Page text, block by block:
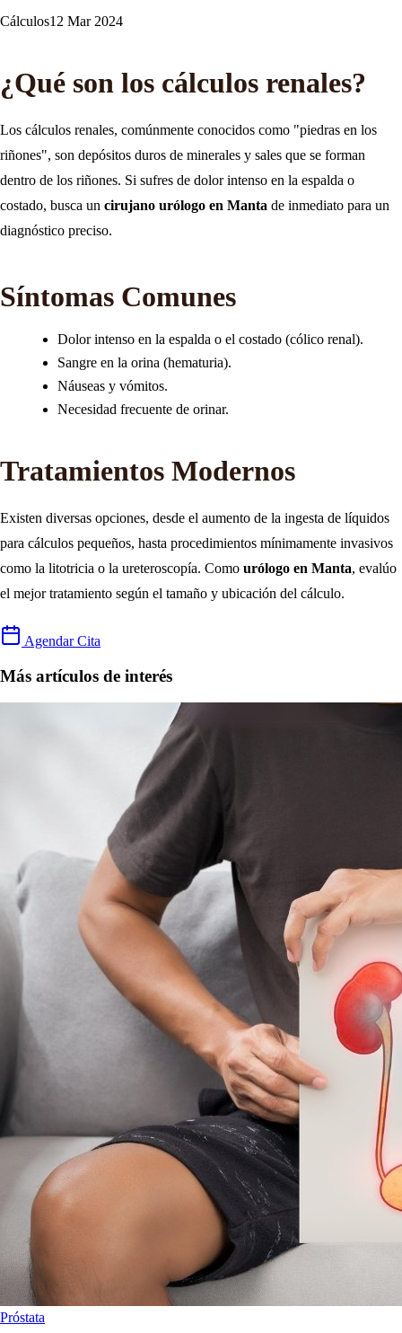
Cálculos12 Mar 2024
¿Qué son los cálculos renales?
Los cálculos renales, comúnmente conocidos como "piedras en los
riñones", son depósitos duros de minerales y sales que se forman
dentro de los riñones. Si sufres de dolor intenso en la espalda o
costado, busca un cirujano urólogo en Manta de inmediato para un
diagnóstico preciso.
Síntomas Comunes
Dolor intenso en la espalda o el costado (cólico renal).
Sangre en la orina (hematuria).
Náuseas y vómitos.
Necesidad frecuente de orinar.
Tratamientos Modernos
Existen diversas opciones, desde el aumento de la ingesta de líquidos
para cálculos pequeños, hasta procedimientos mínimamente invasivos
como la litotricia o la ureteroscopía. Como urólogo en Manta, evalúo
el mejor tratamiento según el tamaño y ubicación del cálculo.
Agendar Cita
Más artículos de interés
Próstata